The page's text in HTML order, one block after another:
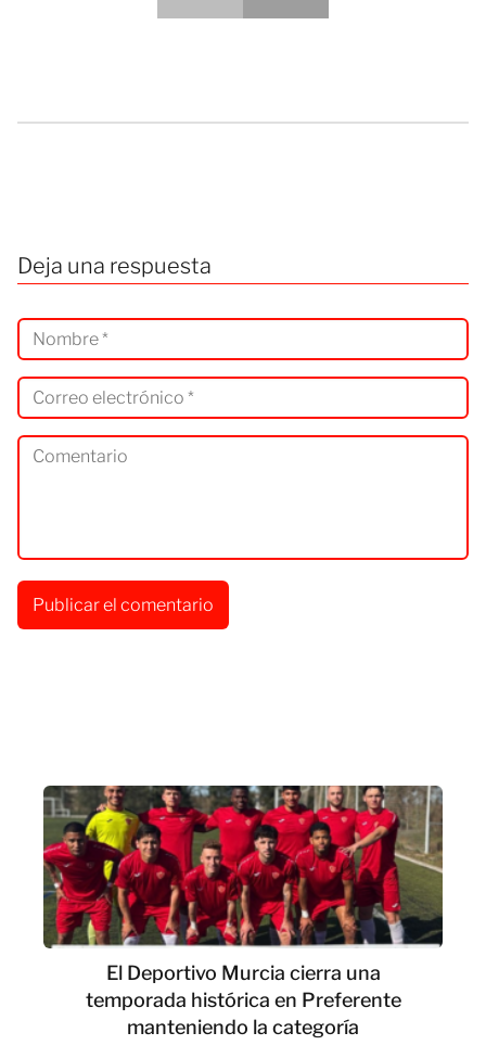
Deja una respuesta
El Deportivo Murcia cierra una
temporada histórica en Preferente
manteniendo la categoría